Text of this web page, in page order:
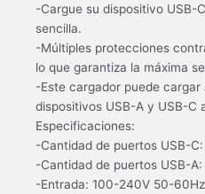
-Cargue su dispositivo USB-
sencilla.
-Múltiples protecciones
lo que garantiza la máxima
-Este cargador puede cargar
dispositivos USB-A y USB-C
Especificaciones:
-Cantidad de puertos USB-C:
-Cantidad de puertos USB-A:
-Entrada: 100-240V 50-